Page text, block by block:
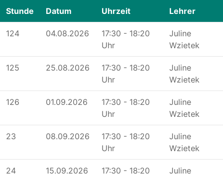
Stunde Datum Uhrzeit Lehrer
124 04.08.2026
17:30 - 18:20
Uhr
Juline
Wzietek
125 25.08.2026
17:30 - 18:20
Uhr
Juline
Wzietek
126 01.09.2026
17:30 - 18:20
Uhr
Juline
Wzietek
23 08.09.2026
17:30 - 18:20
Uhr
Juline
Wzietek
24 15.09.2026
17:30 - 18:20
Juline